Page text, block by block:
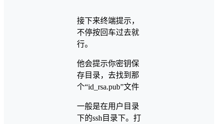
接下来终端提示，
不停按回车过去就
行。
他会提示你密钥保
存目录，去找到那
个“id_rsa.pub”文件
一般是在用户目录
下的ssh目录下。打